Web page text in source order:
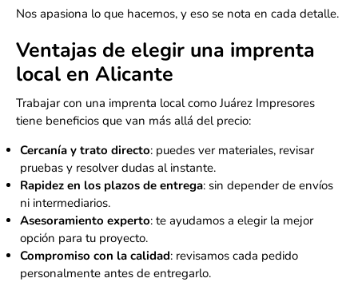
Nos apasiona lo que hacemos, y eso se nota en cada detalle.
Ventajas de elegir una imprenta
local en Alicante
Trabajar con una imprenta local como Juárez Impresores
tiene beneficios que van más allá del precio:
Cercanía y trato directo: puedes ver materiales, revisar
pruebas y resolver dudas al instante.
Rapidez en los plazos de entrega: sin depender de envíos
ni intermediarios.
Asesoramiento experto: te ayudamos a elegir la mejor
opción para tu proyecto.
Compromiso con la calidad: revisamos cada pedido
personalmente antes de entregarlo.